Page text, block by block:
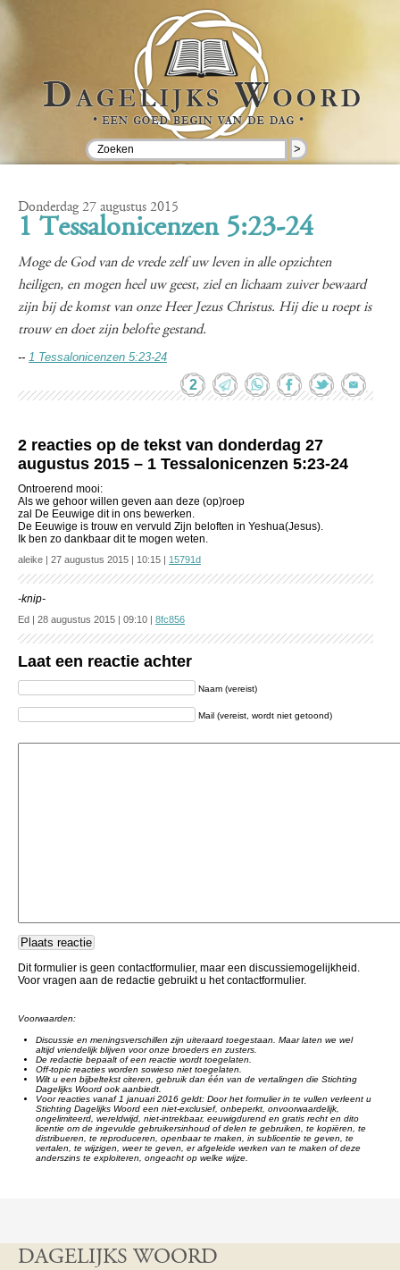
>
Donderdag 27 augustus 2015
1 Tessalonicenzen 5:23-24
Moge de God van de vrede zelf uw leven in alle opzichten
heiligen, en mogen heel uw geest, ziel en lichaam zuiver bewaard
zijn bij de komst van onze Heer Jezus Christus. Hij die u roept is
trouw en doet zijn belofte gestand.
-- 1 Tessalonicenzen 5:23-24
2
2 reacties op de tekst van donderdag 27
augustus 2015 – 1 Tessalonicenzen 5:23-24
Ontroerend mooi:
Als we gehoor willen geven aan deze (op)roep
zal De Eeuwige dit in ons bewerken.
De Eeuwige is trouw en vervuld Zijn beloften in Yeshua(Jesus).
Ik ben zo dankbaar dit te mogen weten.
aleike | 27 augustus 2015 | 10:15 | 15791d
-knip-
Ed | 28 augustus 2015 | 09:10 | 8fc856
Laat een reactie achter
Naam (vereist)
Mail (vereist, wordt niet getoond)
Dit formulier is geen contactformulier, maar een discussiemogelijkheid.
Voor vragen aan de redactie gebruikt u het contactformulier.
Voorwaarden:
Discussie en meningsverschillen zijn uiteraard toegestaan. Maar laten we wel
altijd vriendelijk blijven voor onze broeders en zusters.
De redactie bepaalt of een reactie wordt toegelaten.
Off-topic reacties worden sowieso niet toegelaten.
Wilt u een bijbeltekst citeren, gebruik dan één van de vertalingen die Stichting
Dagelijks Woord ook aanbiedt.
Voor reacties vanaf 1 januari 2016 geldt: Door het formulier in te vullen verleent u
Stichting Dagelijks Woord een niet-exclusief, onbeperkt, onvoorwaardelijk,
ongelimiteerd, wereldwijd, niet-intrekbaar, eeuwigdurend en gratis recht en dito
licentie om de ingevulde gebruikersinhoud of delen te gebruiken, te kopiëren, te
distribueren, te reproduceren, openbaar te maken, in sublicentie te geven, te
vertalen, te wijzigen, weer te geven, er afgeleide werken van te maken of deze
anderszins te exploiteren, ongeacht op welke wijze.
DAGELIJKS WOORD